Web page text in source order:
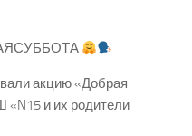
акцию «Добрая
и их родители